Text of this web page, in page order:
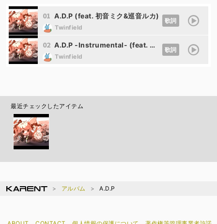
01 A.D.P (feat. 初音ミク&巡音ルカ)
Twinfield
歌詞
02 A.D.P -Instrumental- (feat. 初音ミク&巡音ルカ)
Twinfield
歌詞
最近チェックしたアイテム
アルバム A.D.P